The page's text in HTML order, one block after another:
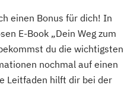
einen Bonus für dich! In
E-Book „Dein Weg zum
du die wichtigsten
nochmal auf einen
Leitfaden hilft dir bei der